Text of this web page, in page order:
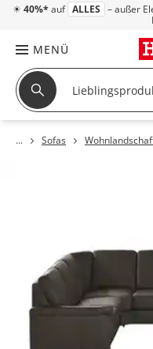
☀ 40%* auf ALLES – außer
MENÜ
Sofas